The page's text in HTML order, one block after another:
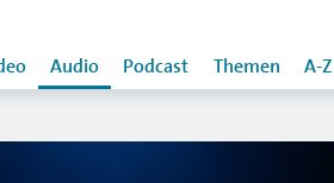
Audio Podcast Themen A-Z